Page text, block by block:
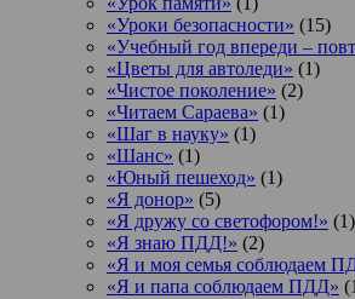
«Уроки безопасности» (15)
«Учебный год впереди –
«Цветы для автоледи» (1)
«Чистое поколение» (2)
«Читаем Сараева» (1)
«Шаг в науку» (1)
«Шанс» (1)
«Юный пешеход» (1)
«Я донор» (5)
«Я дружу со светофором!» (1)
«Я знаю ПДД!» (2)
«Я и моя семья соблюдаем
«Я и папа соблюдаем ПДД»